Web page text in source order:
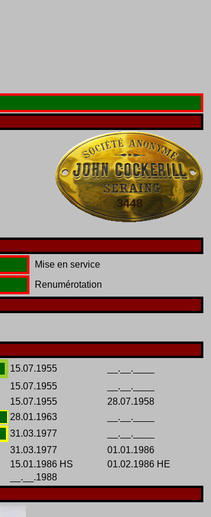
3448
Mise en service
Renumérotation
15.07.1955
__.__.____
15.07.1955
__.__.____
15.07.1955
28.07.1958
28.01.1963
__.__.____
31.03.1977
__.__.____
31.03.1977
01.01.1986
15.01.1986 HS
01.02.1986 HE
__.__.1988